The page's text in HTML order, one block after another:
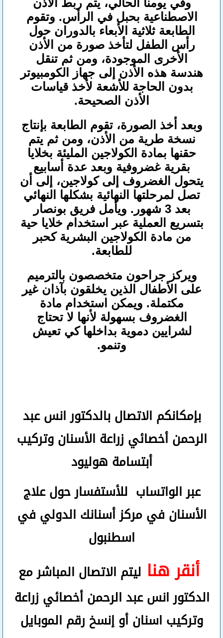
وفي يومنا الحالي، يتم ربط الأذن
الاصطناعية بحبل في الرأس. وتقوم
الطابعة ثلاثية الأبعاء بالدوران حول
رأس الطفل لتأخذ صورة من الأذن
الأخرى الموجودة، ومن ثم تنقل
هندسة هذه الأذن إلى جهاز الكومبيوتر
بدون الحاجة للأشعة لأخذ قياسات
الأذن الصحيحة.
وبعد أخذ الصورة، تقوم الطابعة بإنتاج
نسخة طرية من الأذن، ومن ثم يتم
حقنها بمادة الكولاجين المليئة بخلايا
بقرية غضروفية وبعد عدة أسابيع
يتحول الغضروف إلى كولاجين، إلى أن
تصل لمرحلتها النهائية بشكلها النهائي
بعد 3 شهور. ويأمل فريق بونصار
بتسريع العملية عبر استخدام خلايا حية
من مادة الكولاجين البشرية كحبر
للطابعة.
ويركز جراحون متخصصون بالترميم
على الأطفال الذين يخلقون بآذان غير
مكتملة. ويمكن استخدام مادة
الغضروف بسهولة لأنها لا تحتاج
لشرايين دموية بداخلها كي تعيش
وتنمو.
بإمكانكم الاتصال بالدكتور انس عبد
الرحمنأخصائي زراعة الأسنان وتركيب
أبتسامة هوليود
عبر الواتساب للأستفسار حول علاج
الأسنان في مركز أسنانك الدولي في
اسطنبول
أنقر هنا ليتم الاتصال المباشر مع
الدكتور انس عبد الرحمن أخصائي زراعة
وتركيب اسنانأوإنسخ رقم الموبايل